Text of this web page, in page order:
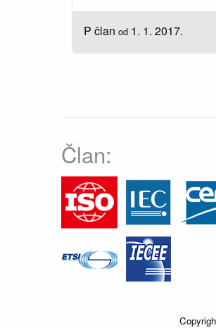
P član od 1. 1. 2017.
Član: